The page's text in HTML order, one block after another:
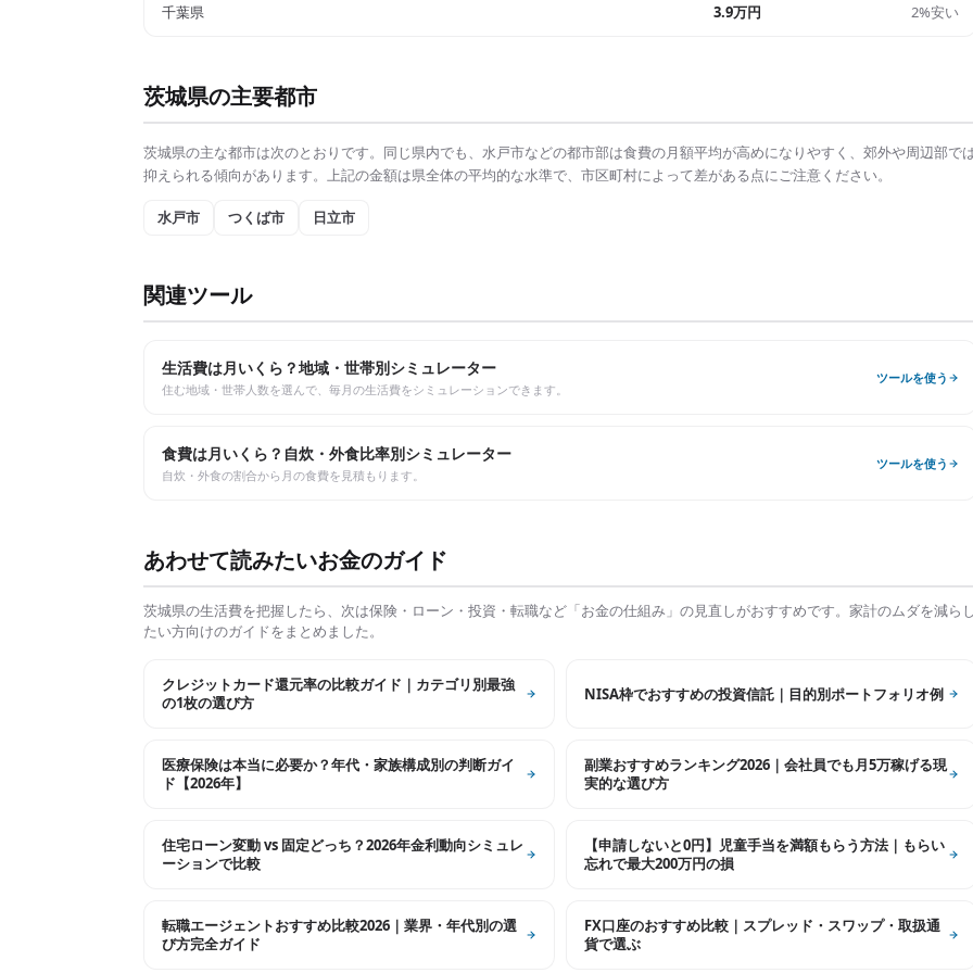
千葉県 3.9万円 2%安い
茨城県の主要都市
茨城県の主な都市は次のとおりです。同じ県内でも、 水戸市などの都市部は食費の月額平均が高めになりやすく、郊外や周辺部で
抑えられる傾向があります。上記の金額は県全体の平均的な水準で、市区町村によって差がある点にご注意ください。
水戸市 つくば市 日立市
関連ツール
生活費は月いくら？地域・世帯別シミュレーター
住む地域・世帯人数を選んで、毎月の生活費をシミュレーションできます。
ツールを使う
食費は月いくら？自炊・外食比率別シミュレーター
自炊・外食の割合から月の食費を見積もります。
ツールを使う
あわせて読みたいお金のガイド
茨城県の生活費を把握したら、次は保険・ローン・投資・転職など「お金の仕組み」の見直しがおすすめです。家計のムダを減ら
たい方向けのガイドをまとめました。
クレジットカード還元率の比較ガイド｜カテゴリ別最強
の1枚の選び方
NISA枠でおすすめの投資信託｜目的別ポートフォリオ例
医療保険は本当に必要か？年代・家族構成別の判断ガイ
ド【2026年】
副業おすすめランキング2026｜会社員でも月5万稼げる現
実的な選び方
住宅ローン変動 vs 固定どっち？2026年金利動向シミュレ
ーションで比較
【申請しないと0円】児童手当を満額もらう方法｜もらい
忘れで最大200万円の損
転職エージェントおすすめ比較2026｜業界・年代別の選
び方完全ガイド
FX口座のおすすめ比較｜スプレッド・スワップ・取扱通
貨で選ぶ